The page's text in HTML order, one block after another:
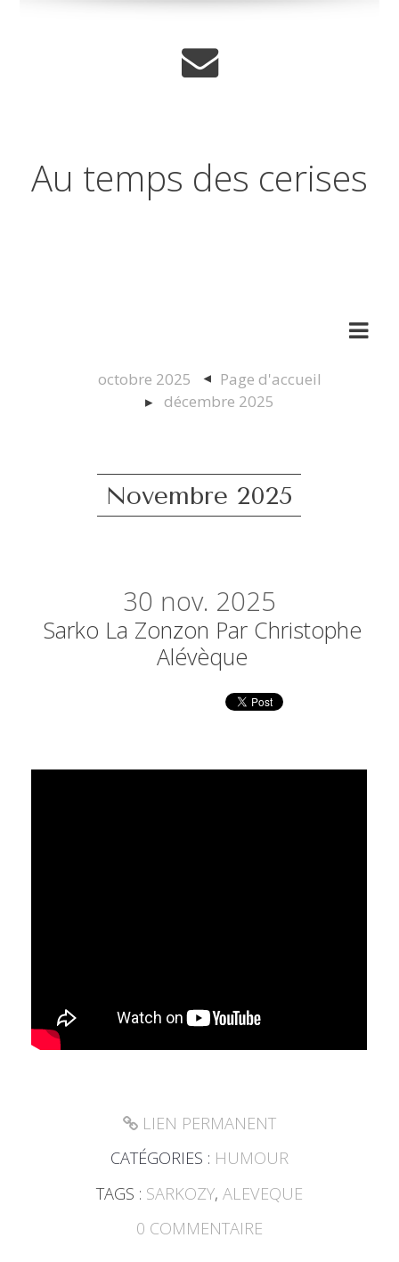
Au temps des cerises
octobre 2025
Page d'accueil
décembre 2025
Novembre 2025
30 nov. 2025
Sarko La Zonzon Par Christophe
Alévèque
LIEN PERMANENT
CATÉGORIES : HUMOUR
TAGS : SARKOZY, ALEVEQUE
0 COMMENTAIRE